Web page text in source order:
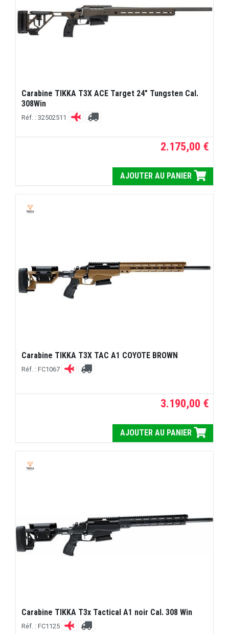
Carabine TIKKA T3X ACE Target 24" Tungsten Cal.
308Win
Réf. : 32502511
2.175,00 €
AJOUTER AU PANIER
Carabine TIKKA T3X TAC A1 COYOTE BROWN
Réf. : FC1067
3.190,00 €
AJOUTER AU PANIER
Carabine TIKKA T3x Tactical A1 noir Cal. 308 Win
Réf. : FC1125